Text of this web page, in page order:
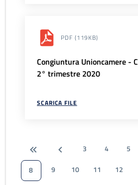
PDF (119KB)
Congiuntura Unioncamere -
2° trimestre 2020
SCARICA FILE
3 4 5
8
9 10 11 12